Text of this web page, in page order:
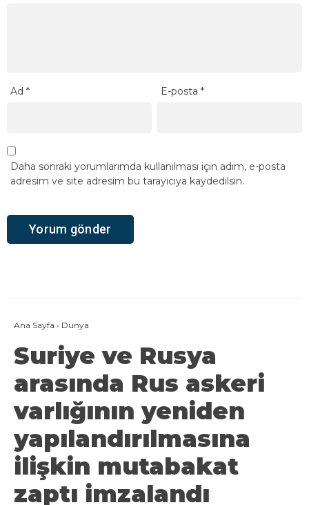
Ad * E-posta*
Daha sonraki yorumlarımda kullanılması için adım, e-posta
adresim ve site adresim bu tarayıcıya kaydedilsin.
Ana Sayfa › Dünya
Suriye ve Rusya
arasında Rus askeri
varlığının yeniden
yapılandırılmasına
ilişkin mutabakat
zaptı imzalandı